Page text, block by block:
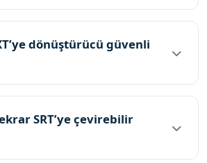
dönüştürücü güvenli
SRT’ye çevirebilir